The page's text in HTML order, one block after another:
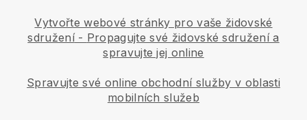
Vytvořte webové stránky pro vaše židovské
sdružení- Propagujte své židovské sdružení a
spravujte jej online
Spravujte své online obchodní služby v oblasti
mobilních služeb